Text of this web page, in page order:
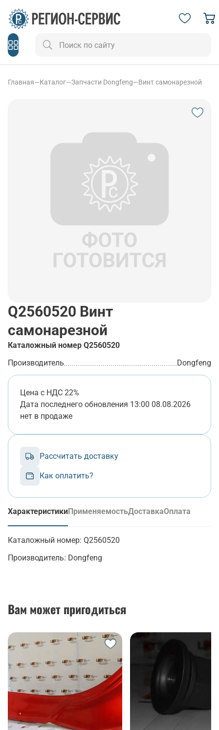
Главная—Каталог—Запчасти Dongfeng—Винт самонарезной
Q2560520 Винт
самонарезной
Каталожный номер Q2560520
Производитель
Dongfeng
Цена с НДС 22%
Дата последнего обновления 13:00 08.08.2026
нет в продаже
Рассчитать доставку
Как оплатить?
Характеристики
(активная вкладка)
ПрименяемостьДоставкаОплата
Каталожный номер: Q2560520
Производитель: Dongfeng
Вам может пригодиться